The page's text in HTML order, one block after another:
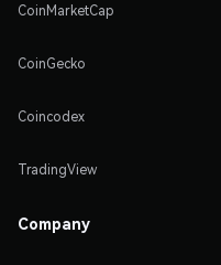
CoinMarketCap
CoinGecko
Coincodex
TradingView
Company